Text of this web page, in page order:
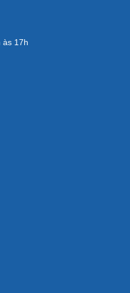
às 17h